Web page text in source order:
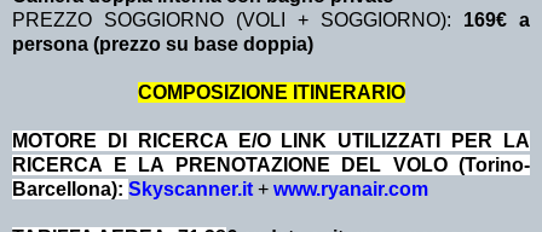
PREZZO SOGGIORNO (VOLI + SOGGIORNO): 169€ a
persona (prezzo su base doppia)
COMPOSIZIONE ITINERARIO
MOTORE DI RICERCA E/O LINK UTILIZZATI PER LA
RICERCA E LA PRENOTAZIONE DEL VOLO (Torino-
Barcellona): Skyscanner.it + www.ryanair.com